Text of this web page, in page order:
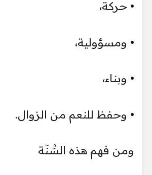
• حركة،
• ومسؤولية،
• وبناء،
• وحفظ للنعم من الزوال.
ومن فهم هذه السُّنّة